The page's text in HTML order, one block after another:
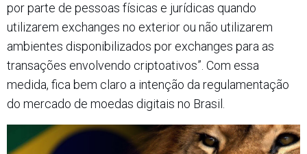
por parte de pessoas físicas e jurídicas quando
utilizarem exchanges no exterior ou não utilizarem
ambientes disponibilizados por exchanges para as
transações envolvendo criptoativos”. Com essa
medida, fica bem claro a intenção da regulamentação
do mercado de moedas digitais no Brasil.